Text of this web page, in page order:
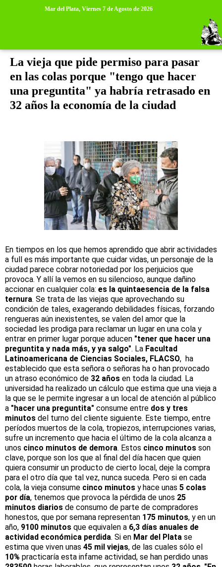
Mar del Plata, Viernes 7 de Agosto de 2026
La vieja que pide permiso para pasar
en las colas porque "tengo que hacer
una preguntita" ya habría retrasado en
32 años la economía de la ciudad
En tiempos en los que hemos aprendido que abrir actividades
a full es más importante que cuidar vidas, un personaje de la
ciudad parece cobrar notoriedad por los perjuicios que
provoca. Y allí la vemos en su silencioso, aunque dañino
accionar en cualquier cola: es la quintaesencia de la falsa
ternura. Se trata de las viejas que aprovechando su
condición de tales, exagerando debilidades físicas, forzando
rengueras aún inexistentes, se valen del amor que la
sociedad les prodiga para reclamar un lugar en una cola y
entrar en primer lugar porque aducen "tener que hacer una
preguntita y nada más, y ya salgo". La Facultad
Latinoamericana de Ciencias Sociales, FLACSO, ha
establecido que esta señora o señoras ha o han provocado
un atraso económico de 32 años en toda la ciudad. La
universidad ha realizado un cálculo que estima que una vieja a
la que se le permite ingresar a un local de atención al público
a "hacer una preguntita" consume entre dos y tres
minutos del turno del cliente siguiente. Este tiempo, entre
períodos muertos de la cola, tropiezos, interrupciones varias,
sufre un incremento que hacia el último de la cola alcanza a
unos cinco minutos de demora. Estos cinco minutos son
clave, porque son los que al final del día hacen que quien
quiera consumir un producto de cierto local, deje la compra
para el otro día que tal vez, nunca suceda. Pero si en cada
cola, la vieja consume cinco minutos y hace unas 5 colas
por día, tenemos que provoca la pérdida de unos 25
minutos diarios de consumo de parte de compradores
honestos, que por semana representan 175 minutos, y en un
año, 9100 minutos que equivalen a 6,3 días anuales de
actividad económica perdida. Si en Mar del Plata se
estima que viven unas 45 mil viejas, de las cuales sólo el
10% practicaría esta infame actividad, se han perdido unas